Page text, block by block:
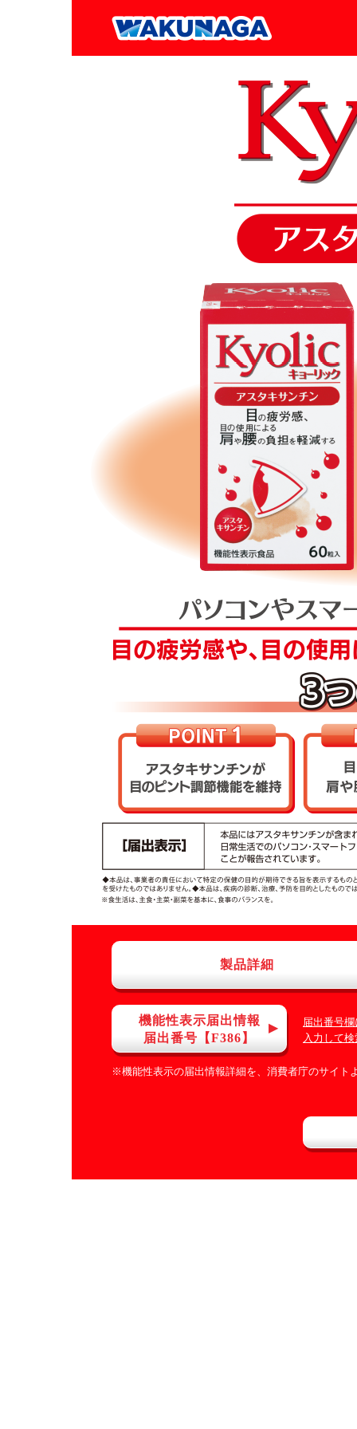
製品詳細
機能性表示届出情報
届出番号【F386】
届出番号欄
入力して
※機能性表示の届出情報詳細を、消費者庁のサイト